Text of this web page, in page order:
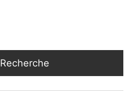
Recherche